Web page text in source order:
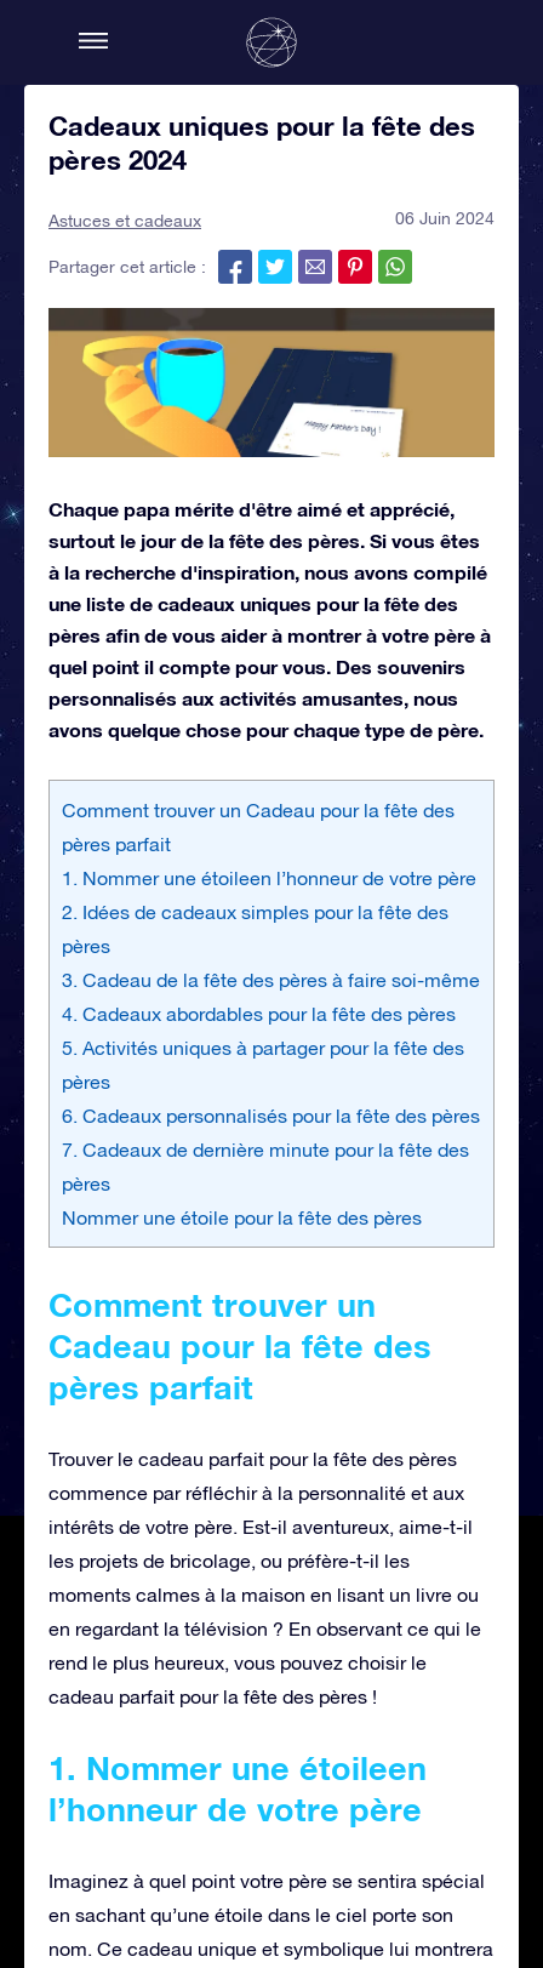
Cadeaux uniques pour la fête des
pères 2024
Astuces et cadeaux 06 Juin 2024
Partager cet article :
Chaque papa mérite d'être aimé et apprécié,
surtout le jour de la fête des pères. Si vous êtes
à la recherche d'inspiration, nous avons compilé
une liste de cadeaux uniques pour la fête des
pères afin de vous aider à montrer à votre père à
quel point il compte pour vous. Des souvenirs
personnalisés aux activités amusantes, nous
avons quelque chose pour chaque type de père.
Comment trouver un Cadeau pour la fête des
pères parfait
1. Nommer une étoileen l’honneur de votre père
2. Idées de cadeaux simples pour la fête des
pères
3. Cadeau de la fête des pères à faire soi-même
4. Cadeaux abordables pour la fête des pères
5. Activités uniques à partager pour la fête des
pères
6. Cadeaux personnalisés pour la fête des pères
7. Cadeaux de dernière minute pour la fête des
pères
Nommer une étoile pour la fête des pères
Comment trouver un
Cadeau pour la fête des
pères parfait
Trouver le cadeau parfait pour la fête des pères
commence par réfléchir à la personnalité et aux
intérêts de votre père. Est-il aventureux, aime-t-il
les projets de bricolage, ou préfère-t-il les
moments calmes à la maison en lisant un livre ou
en regardant la télévision ? En observant ce qui le
rend le plus heureux, vous pouvez choisir le
cadeau parfait pour la fête des pères !
1. Nommer une étoileen
l’honneur de votre père
Imaginez à quel point votre père se sentira spécial
en sachant qu’une étoile dans le ciel porte son
nom. Ce cadeau unique et symbolique lui montrera